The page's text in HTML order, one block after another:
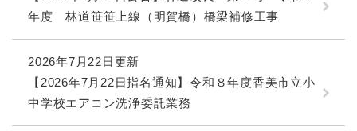
年度 林道笹笹上線（明賀橋）橋梁補修工事
2026年7月22日更新
【2026年7月22日指名通知】令和８年度香美市立小
中学校エアコン洗浄委託業務